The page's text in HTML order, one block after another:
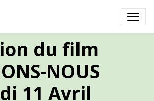
du film
NOUS
11 Avril